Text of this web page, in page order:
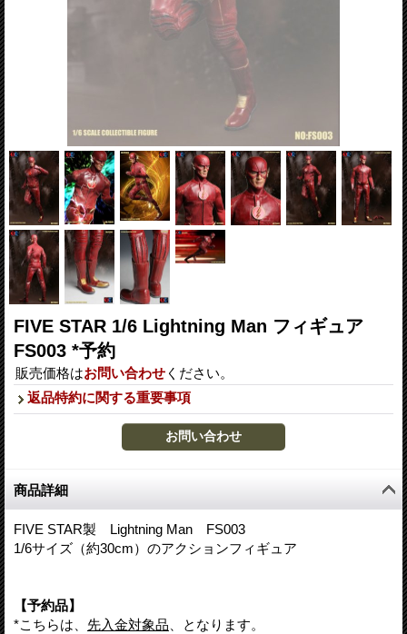
FIVE STAR 1/6 Lightning Man フィギュア
FS003 *予約
販売価格はお問い合わせ ください。
返品特約に関する重要事項
商品詳細
FIVE STAR製 Lightning Man FS003
1/6サイズ（約30cm）のアクションフィギュア
【予約品】
*こちらは、 先入金対象品 、となります。